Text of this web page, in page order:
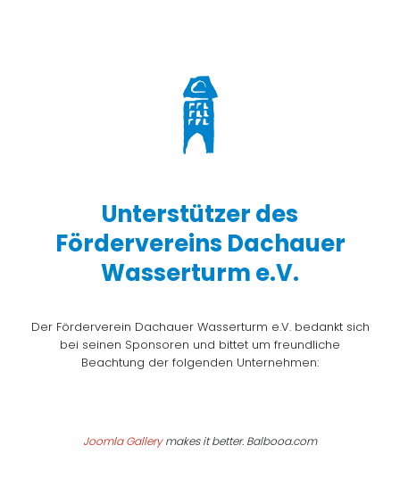
Unterstützer des
Fördervereins Dachauer
Wasserturm e.V.
Der Förderverein Dachauer Wasserturm e.V. bedankt sich
bei seinen Sponsoren und bittet um freundliche
Beachtung der folgenden Unternehmen:
Joomla Gallerymakes it better. Balbooa.com